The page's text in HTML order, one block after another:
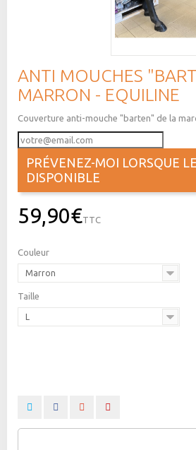
ANTI MOUCHES
MARRON - EQUILINE
Couverture anti-mouche "barten" de la
PRÉVENEZ-MOI LORSQUE
DISPONIBLE
59,90€TTC
Couleur
Marron
Taille
L